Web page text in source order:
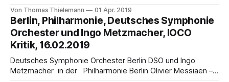
der Leipziger Opernfreunde dürfte noch das Debakel der
Holländer- Inszenierung im Jahre 2008 des damals 29-
jährigen Michael von zur Mühlen im Gedächtnis sein. Nach
den
Von Thomas Thielemann 01 Apr. 2019
Berlin, Philharmonie, Deutsches Symphonie
Orchester und Ingo Metzmacher, IOCO
Kritik, 16.02.2019
Deutsches Symphonie Orchester Berlin DSO und Ingo
Metzmacher in der Philharmonie Berlin Olivier Messiaen –